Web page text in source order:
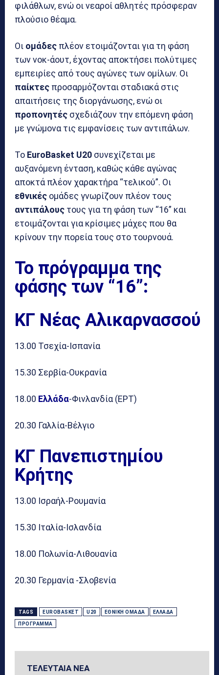
φιλάθλων, ενώ οι νεαροί αθλητές πρόσφεραν
πλούσιο θέαμα.
Οι ομάδες πλέον ετοιμάζονται για τη φάση
των νοκ-άουτ, έχοντας αποκτήσει πολύτιμες
εμπειρίες από τους αγώνες των ομίλων. Οι
παίκτες προσαρμόζονται σταδιακά στις
απαιτήσεις της διοργάνωσης, ενώ οι
προπονητές σχεδιάζουν την επόμενη φάση
με γνώμονα τις εμφανίσεις των αντιπάλων.
Το EuroBasket U20 συνεχίζεται με
αυξανόμενη ένταση, καθώς κάθε αγώνας
αποκτά πλέον χαρακτήρα “τελικού”. Οι
εθνικές ομάδες γνωρίζουν πλέον τους
αντιπάλους τους για τη φάση των “16” και
ετοιμάζονται για κρίσιμες μάχες που θα
κρίνουν την πορεία τους στο τουρνουά.
Το πρόγραμμα της
φάσης των “16”:
ΚΓ Νέας Αλικαρνασσού
13.00 Τσεχία-Ισπανία
15.30 Σερβία-Ουκρανία
18.00 Ελλάδα-Φινλανδία (ΕΡΤ)
20.30 Γαλλία-Βέλγιο
ΚΓ Πανεπιστημίου
Κρήτης
13.00 Ισραήλ-Ρουμανία
15.30 Ιταλία-Ισλανδία
18.00 Πολωνία-Λιθουανία
20.30 Γερμανία -Σλοβενία
TAGS EUROBASKET U20 ΕΘΝΙΚΉ ΟΜΆΔΑ ΕΛΛΆΔΑ
ΠΡΌΓΡΑΜΜΑ
ΤΕΛΕΥΤΑΙΑ ΝΕΑ